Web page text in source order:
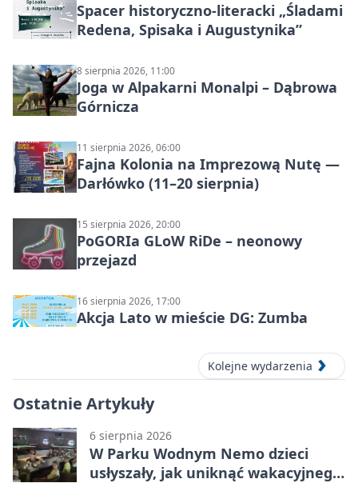
Spacer historyczno-literacki „Śladami
Redena, Spisaka i Augustynika”
8 sierpnia 2026, 11:00
Joga w Alpakarni Monalpi – Dąbrowa
Górnicza
11 sierpnia 2026, 06:00
Fajna Kolonia na Imprezową Nutę —
Darłówko (11–20 sierpnia)
15 sierpnia 2026, 20:00
PoGORIa GLoW RiDe – neonowy
przejazd
16 sierpnia 2026, 17:00
Akcja Lato w mieście DG: Zumba
Kolejne wydarzenia
Ostatnie Artykuły
6 sierpnia 2026
W Parku Wodnym Nemo dzieci
usłyszały, jak uniknąć wakacyjnego